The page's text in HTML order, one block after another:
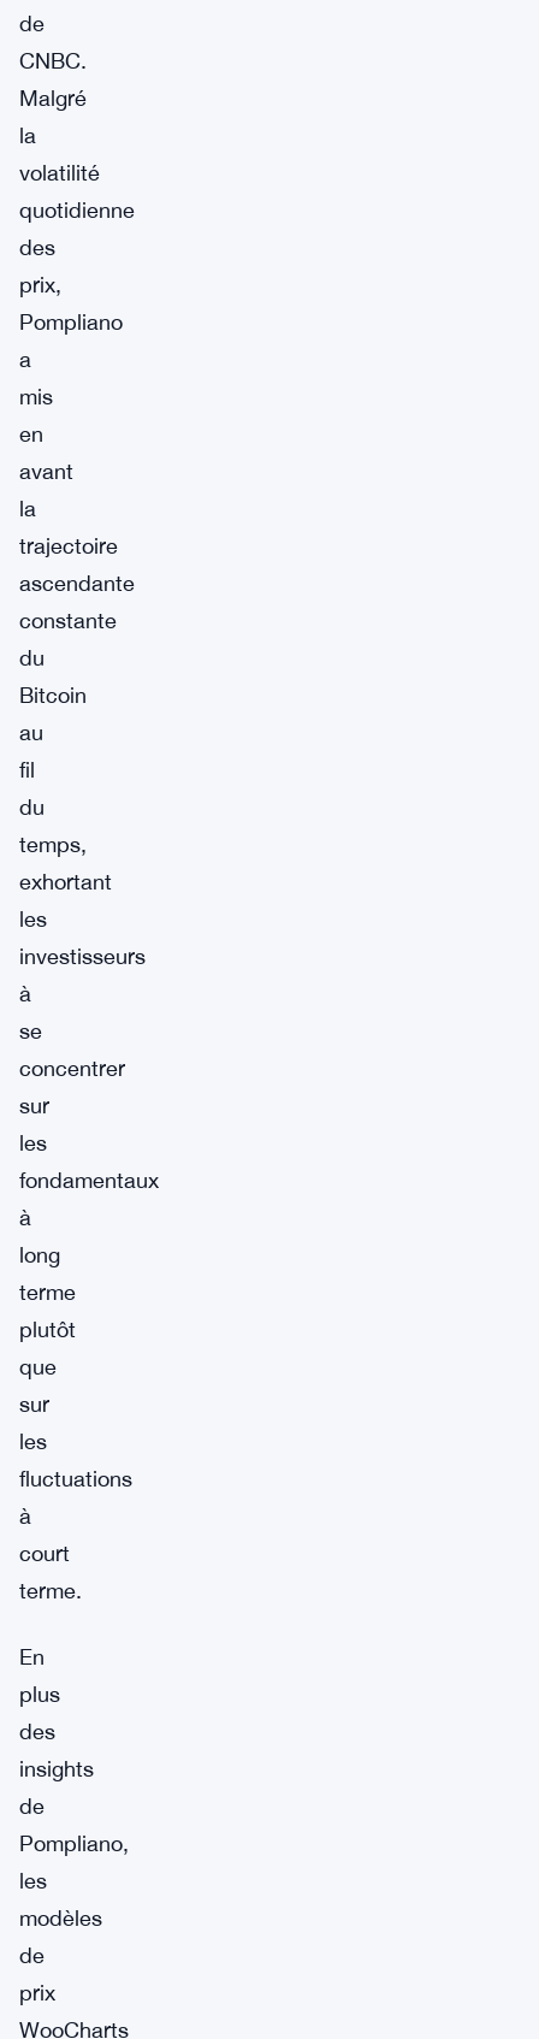
de
CNBC.
Malgré
la
volatilité
quotidienne
des
prix,
Pompliano
a
mis
en
avant
la
trajectoire
ascendante
constante
du
Bitcoin
au
fil
du
temps,
exhortant
les
investisseurs
à
se
concentrer
sur
les
fondamentaux
à
long
terme
plutôt
que
sur
les
fluctuations
à
court
terme.
En
plus
des
insights
de
Pompliano,
les
modèles
de
prix
WooCharts